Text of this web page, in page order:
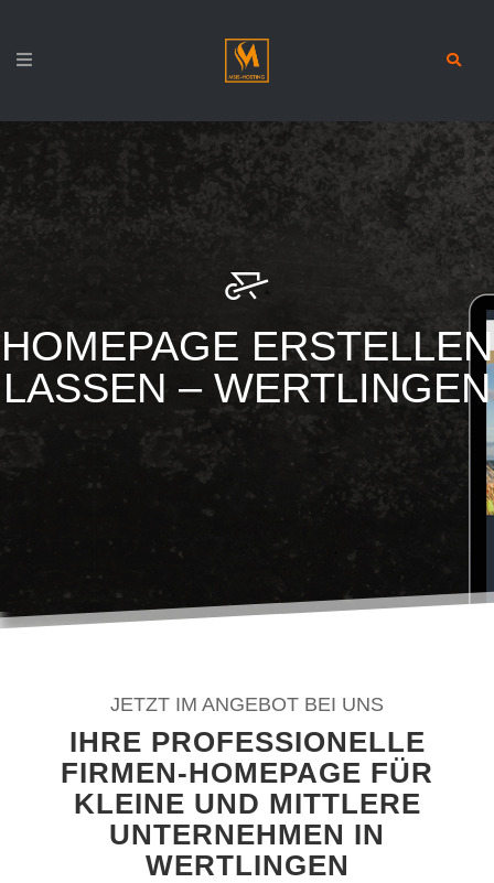
HOMEPAGE ERSTELLEN
LASSEN – WERTLINGEN
JETZT IM ANGEBOT BEI UNS
IHRE PROFESSIONELLE
FIRMEN-HOMEPAGE FÜR
KLEINE UND MITTLERE
UNTERNEHMEN IN
WERTLINGEN